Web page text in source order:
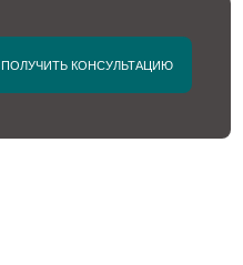
ПОЛУЧИТЬ КОНСУЛЬТАЦИЮ